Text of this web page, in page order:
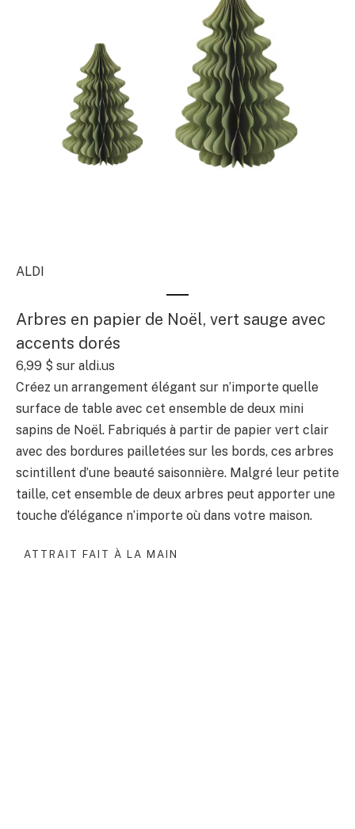
ALDI
Arbres en papier de Noël, vert sauge avec
accents dorés
6,99 $ sur aldi.us
Créez un arrangement élégant sur n’importe quelle
surface de table avec cet ensemble de deux mini
sapins de Noël. Fabriqués à partir de papier vert clair
avec des bordures pailletées sur les bords, ces arbres
scintillent d’une beauté saisonnière. Malgré leur petite
taille, cet ensemble de deux arbres peut apporter une
touche d’élégance n’importe où dans votre maison.
ATTRAIT FAIT À LA MAIN